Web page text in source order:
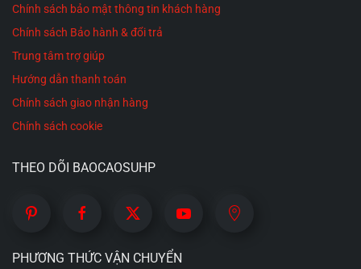
Chính sách bảo mật thông tin khách hàng
Chính sách Bảo hành & đổi trả
Trung tâm trợ giúp
Hướng dẫn thanh toán
Chính sách giao nhận hàng
Chính sách cookie
THEO DÕI BAOCAOSUHP
PHƯƠNG THỨC VẬN CHUYỂN